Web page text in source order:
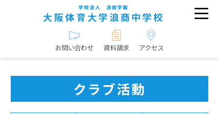
お問い合わせ 資料請求 アクセス
クラブ活動